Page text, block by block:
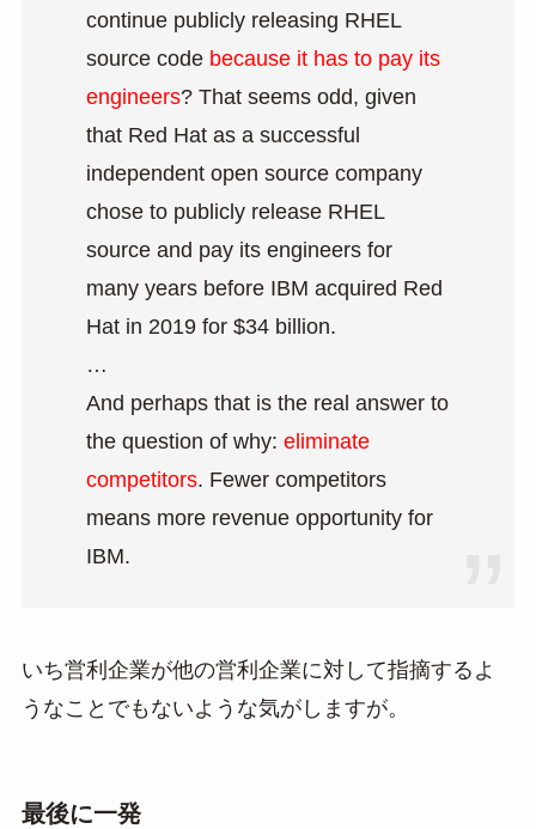
continue publicly releasing RHEL
source code because it has to pay its
engineers? That seems odd, given
that Red Hat as a successful
independent open source company
chose to publicly release RHEL
source and pay its engineers for
many years before IBM acquired Red
Hat in 2019 for $34 billion.
…
And perhaps that is the real answer to
the question of why: eliminate
competitors. Fewer competitors
means more revenue opportunity for
IBM.
いち営利企業が他の営利企業に対して指摘するよ
うなことでもないような気がしますが。
最後に一発